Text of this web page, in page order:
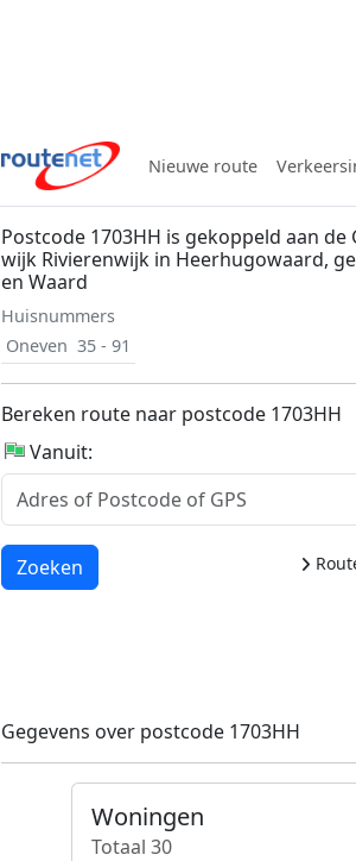
Nieuwe route
Postcode 1703HH is gekoppeld aan de
wijk Rivierenwijk in Heerhugowaard,
en Waard
Huisnummers
Oneven 35 - 91
Bereken route naar postcode 1703HH
Vanuit:
Laden...
Zoeken
Gegevens over postcode 1703HH
Woningen
Totaal 30